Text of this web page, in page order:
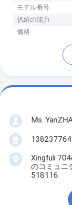
モデル番号
供給の能力
価格
Ms.
Xingfuli
のコミュニ
518116